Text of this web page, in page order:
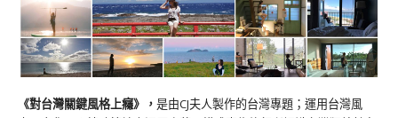
《對台灣關鍵風格上癮》 ， 是由CJ夫人製作的台灣專題；運用台灣風